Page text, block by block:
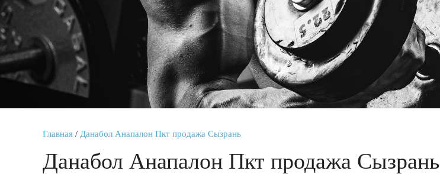
Главная / Данабол Анапалон Пкт продажа Сызрань
Данабол Анапалон Пкт продажа Сызрань